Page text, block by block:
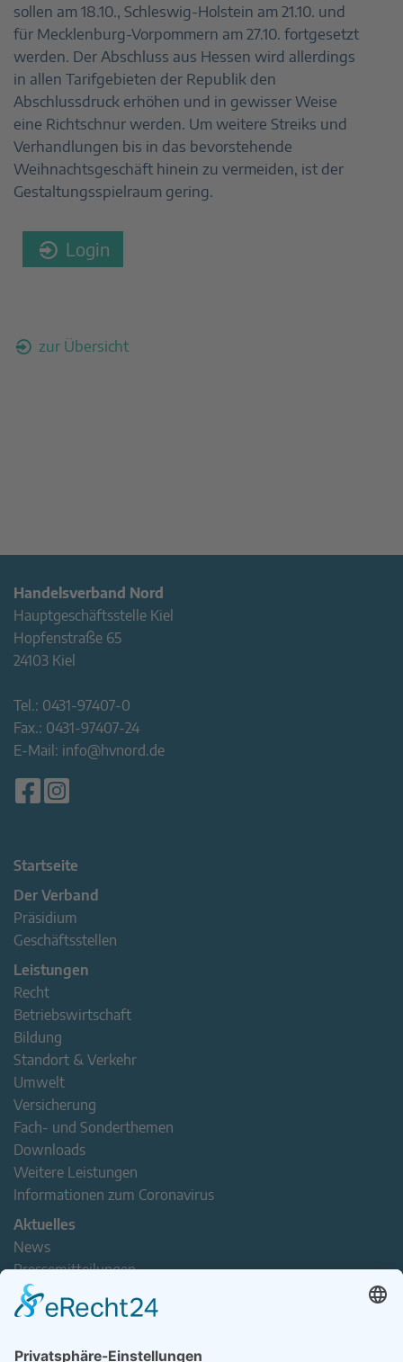
sollen am 18.10., Schleswig-Holstein am 21.10. und
für Mecklenburg-Vorpommern am 27.10. fortgesetzt
werden. Der Abschluss aus Hessen wird allerdings
in allen Tarifgebieten der Republik den
Abschlussdruck erhöhen und in gewisser Weise
eine Richtschnur werden. Um weitere Streiks und
Verhandlungen bis in das bevorstehende
Weihnachtsgeschäft hinein zu vermeiden, ist der
Gestaltungsspielraum gering.
Login
zur Übersicht
Handelsverband Nord
Hauptgeschäftsstelle Kiel
Hopfenstraße 65
24103 Kiel
Tel.: 0431-97407-0
Fax.: 0431-97407-24
E-Mail: info@hvnord.de
Startseite
Der Verband
Präsidium
Geschäftsstellen
Leistungen
Recht
Betriebswirtschaft
Bildung
Standort & Verkehr
Umwelt
Versicherung
Fach- und Sonderthemen
Downloads
Weitere Leistungen
Informationen zum Coronavirus
Aktuelles
News
Pressemitteilungen
Newsletter
Handel(n) im Norden – Mitgliederjournal